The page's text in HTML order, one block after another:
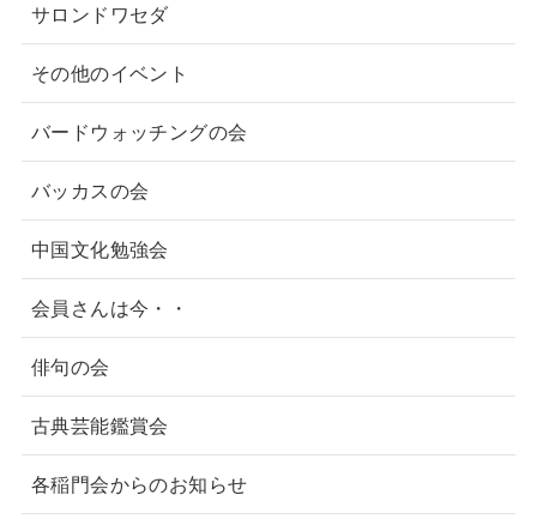
サロンドワセダ
その他のイベント
バードウォッチングの会
バッカスの会
中国文化勉強会
会員さんは今・・
俳句の会
古典芸能鑑賞会
各稲門会からのお知らせ